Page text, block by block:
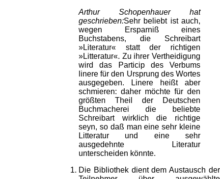
Arthur Schopenhauer hat
geschrieben:Sehr beliebt ist auch,
wegen Ersparniß eines
Buchstabens, die Schreibart
»Literatur« statt der richtigen
»Litteratur«. Zu ihrer Vertheidigung
wird das Particip des Verbums
linere für den Ursprung des Wortes
ausgegeben. Linere heißt aber
schmieren: daher möchte für den
größten Theil der Deutschen
Buchmacherei die beliebte
Schreibart wirklich die richtige
seyn, so daß man eine sehr kleine
Litteratur und eine sehr
ausgedehnte Literatur
unterscheiden könnte.
Die Bibliothek dient dem Austausch der